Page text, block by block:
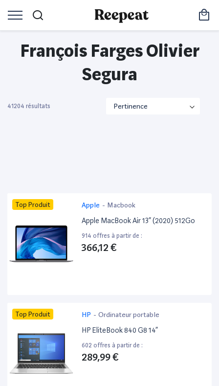
François Farges Olivier
Segura
41204 résultats
Top Produit Apple - Macbook
Apple MacBook Air 13” (2020) 512Go
914 offres à partir de :
366,12 €
Top Produit HP - Ordinateur portable
HP EliteBook 840 G8 14”
602 offres à partir de :
289,99 €